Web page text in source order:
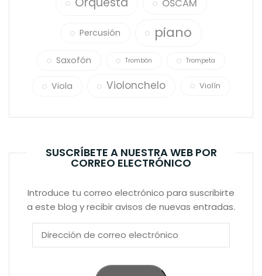
OSCAM
Percusión piano
Saxofón Trombón Trompeta
Viola Violonchelo Violín
SUSCRÍBETE A NUESTRA WEB POR
CORREO ELECTRÓNICO
Introduce tu correo electrónico para suscribirte
a este blog y recibir avisos de nuevas entradas.
Dirección